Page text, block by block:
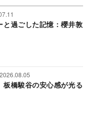
と過ごした記憶：櫻井敦
2026.08.05
板橋駿谷の安心感が光る